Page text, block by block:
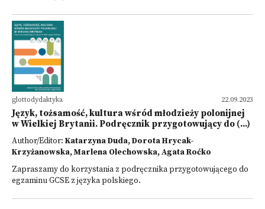
22.09.2023
glottodydaktyka
Język, tożsamość, kultura wśród młodzieży polonijnej
w Wielkiej Brytanii. Podręcznik przygotowujący do (...)
Author/Editor: Katarzyna Duda, Dorota Hrycak-
Krzyżanowska, Marlena Olechowska, Agata Roćko
Zapraszamy do korzystania z podręcznika przygotowującego do
egzaminu GCSE z języka polskiego.